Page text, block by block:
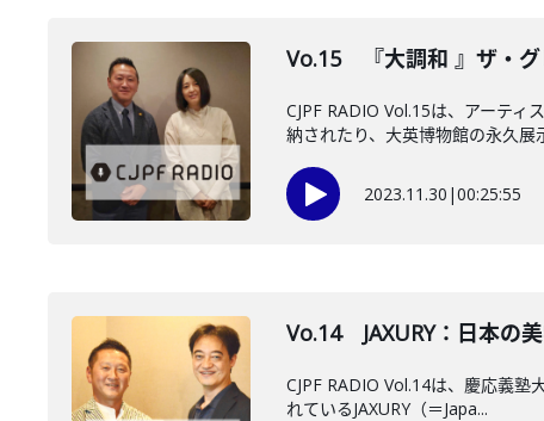
Vo.15 『大調和 』ザ・グ
CJPF RADIO Vol.15は、アーテ
納されたり、大英博物館の永久展
2023.11.30 |00:25:55
Vo.14 JAXURY：日本の
CJPF RADIO Vol.14は、慶応義
れているJAXURY（＝Japa...